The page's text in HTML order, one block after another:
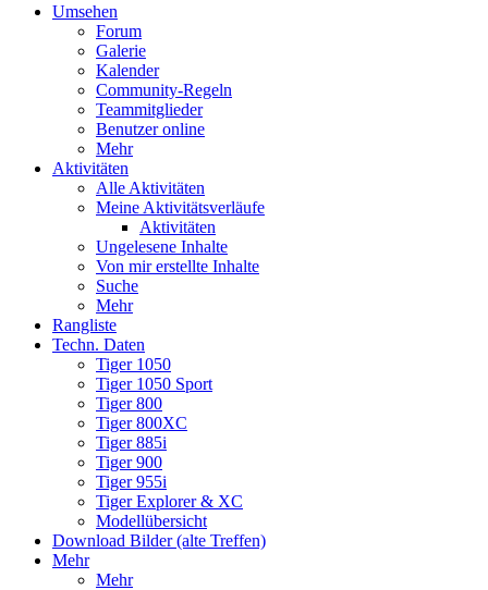
Umsehen
Forum
Galerie
Kalender
Community-Regeln
Teammitglieder
Benutzer online
Mehr
Aktivitäten
Alle Aktivitäten
Meine Aktivitätsverläufe
Aktivitäten
Ungelesene Inhalte
Von mir erstellte Inhalte
Suche
Mehr
Rangliste
Techn. Daten
Tiger 1050
Tiger 1050 Sport
Tiger 800
Tiger 800XC
Tiger 885i
Tiger 900
Tiger 955i
Tiger Explorer & XC
Modellübersicht
Download Bilder (alte Treffen)
Mehr
Mehr